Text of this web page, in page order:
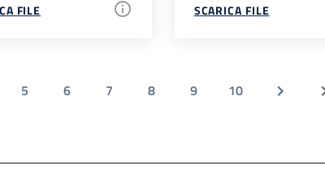
FILE SCARICA FILE
5 6 7 8 9 10